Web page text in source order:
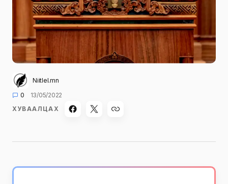
Niitlel.mn
0
13/05/2022
ХУВААЛЦАХ